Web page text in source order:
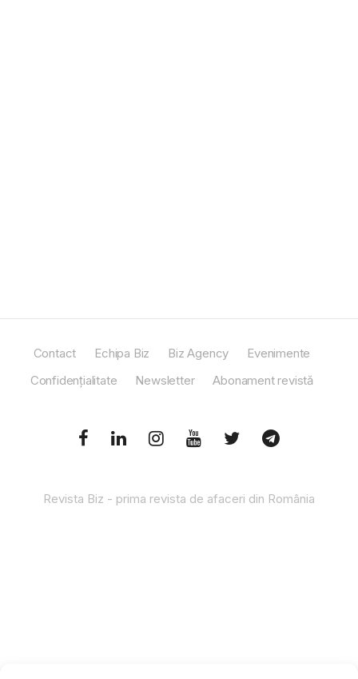
Contact Echipa Biz Biz Agency
Evenimente
Confidențialitate
Newsletter Abonament revistă
Revista Biz - prima revista de afaceri din România